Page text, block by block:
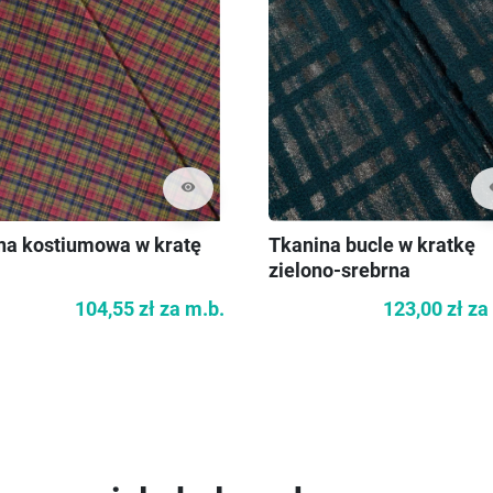
visibility
kostiumowa w kratę
104,55 złza m.b.
Tkanina bucle w kratkę
zielono-srebrna
123,00 złza